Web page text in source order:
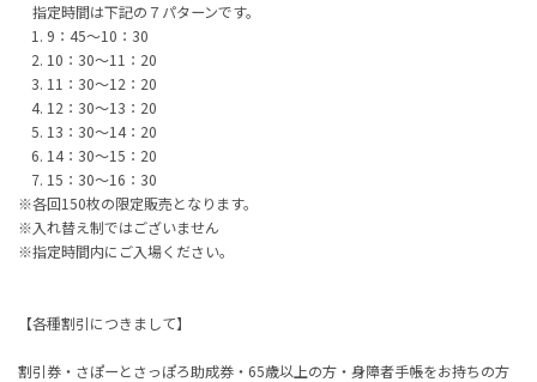
指定時間は下記の７パターンです。
9：45～10 ：30
10：30～11 ： 20
11：30～12 ： 20
12：30～13 ： 20
13：30～14 ： 20
14：30～15 ： 20
15：30～16 ：30
※各回150枚の限定販売となります。
※入れ替え制ではございません
※指定時間内にご入場ください。
【各種割引につきまして】
割引券・さぽーとさっぽろ助成券・ 65歳以上の方・身障者手帳をお持ちの方